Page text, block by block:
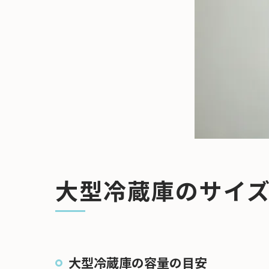
大型冷蔵庫のサイ
大型冷蔵庫の容量の目安